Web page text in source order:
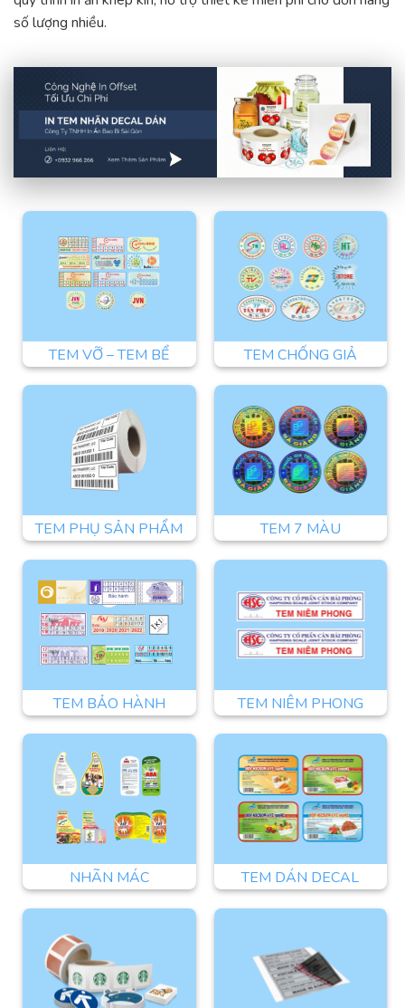
số lượng nhiều.
TEM VỠ – TEM BỂ TEM CHỐNG GIẢ
TEM PHỤ SẢN PHẨM TEM 7 MÀU
TEM BẢO HÀNH TEM NIÊM PHONG
NHÃN MÁC TEM DÁN DECAL